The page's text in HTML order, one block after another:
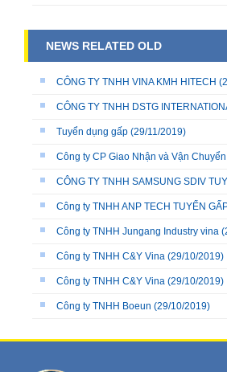
NEWS RELATED OLD
CÔNG TY TNHH VINA KMH HITECH
CÔNG TY TNHH DSTG
Tuyển dụng gấp (29/11/2019)
Công ty CP Giao Nhận và Vận
CÔNG TY TNHH SAMSUNG SDIV
Công ty TNHH ANP TECH TUYỂN
Công ty TNHH Jungang Industry vina
Công ty TNHH C&Y Vina (29/10/2019)
Công ty TNHH C&Y Vina (29/10/2019)
Công ty TNHH Boeun (29/10/2019)